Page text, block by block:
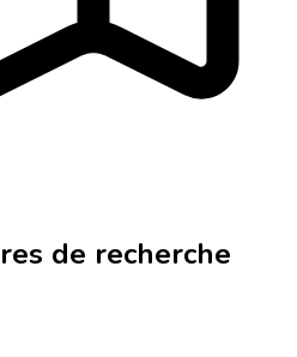
de recherche